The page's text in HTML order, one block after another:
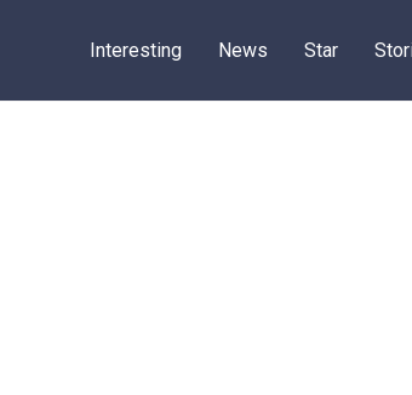
Interesting News Star